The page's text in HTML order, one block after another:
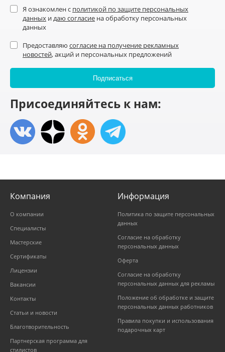
Я ознакомлен с политикой по защите персональных
данных идаю согласие на обработку персональных
данных
Предоставляю согласие на получение рекламных
новостей, акций и персональных предложений
Присоединяйтесь к нам:
Компания
О компании
Специалисты
Мастерские
Сертификаты
Лицензии
Вакансии
Контакты
Статьи и новости
Благотворительность
Партнерская программа для
стилистов
Информация
Политика по защите персональных
данных
Согласие на обработку
персональных данных
Оферта
Согласие на обработку
персональных данных для рекламы
Положение об обработке и защите
персональных данных работников
Правила покупки и использования
подарочных карт